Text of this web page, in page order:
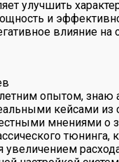
улучшить
и
влияние
опытом, знаю
кейсами из
мнениями о
тюнинга,
увеличением